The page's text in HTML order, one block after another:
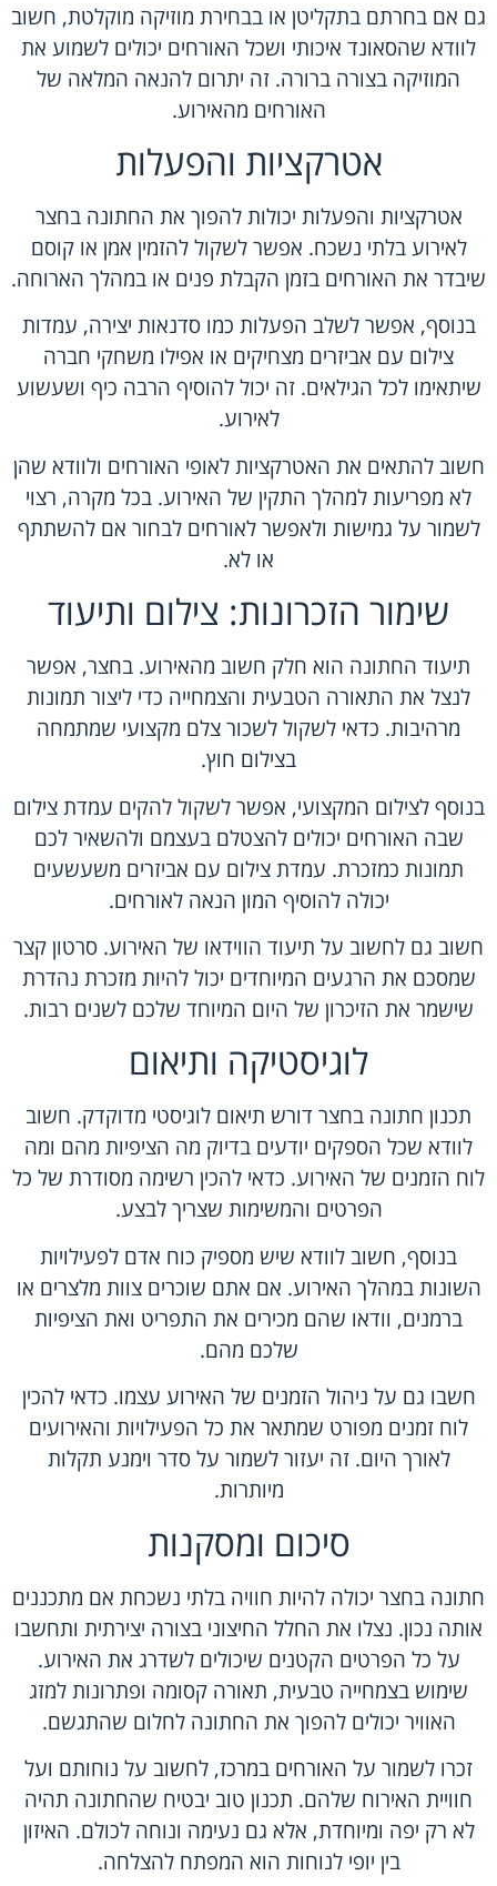
גם אם בחרתם בתקליטן או בבחירת מוזיקה מוקלטת, חשוב
לוודא שהסאונד איכותי ושכל האורחים יכולים לשמוע את
המוזיקה בצורה ברורה. זה יתרום להנאה המלאה של
האורחים מהאירוע.
אטרקציות והפעלות
אטרקציות והפעלות יכולות להפוך את החתונה בחצר
לאירוע בלתי נשכח. אפשר לשקול להזמין אמן או קוסם
שיבדר את האורחים בזמן הקבלת פנים או במהלך הארוחה.
בנוסף, אפשר לשלב הפעלות כמו סדנאות יצירה, עמדות
צילום עם אביזרים מצחיקים או אפילו משחקי חברה
שיתאימו לכל הגילאים. זה יכול להוסיף הרבה כיף ושעשוע
לאירוע.
חשוב להתאים את האטרקציות לאופי האורחים ולוודא שהן
לא מפריעות למהלך התקין של האירוע. בכל מקרה, רצוי
לשמור על גמישות ולאפשר לאורחים לבחור אם להשתתף
או לא.
שימור הזכרונות: צילום ותיעוד
תיעוד החתונה הוא חלק חשוב מהאירוע. בחצר, אפשר
לנצל את התאורה הטבעית והצמחייה כדי ליצור תמונות
מרהיבות. כדאי לשקול לשכור צלם מקצועי שמתמחה
בצילום חוץ.
בנוסף לצילום המקצועי, אפשר לשקול להקים עמדת צילום
שבה האורחים יכולים להצטלם בעצמם ולהשאיר לכם
תמונות כמזכרת. עמדת צילום עם אביזרים משעשעים
יכולה להוסיף המון הנאה לאורחים.
חשוב גם לחשוב על תיעוד הווידאו של האירוע. סרטון קצר
שמסכם את הרגעים המיוחדים יכול להיות מזכרת נהדרת
שישמר את הזיכרון של היום המיוחד שלכם לשנים רבות.
לוגיסטיקה ותיאום
תכנון חתונה בחצר דורש תיאום לוגיסטי מדוקדק. חשוב
לוודא שכל הספקים יודעים בדיוק מה הציפיות מהם ומה
לוח הזמנים של האירוע. כדאי להכין רשימה מסודרת של כל
הפרטים והמשימות שצריך לבצע.
בנוסף, חשוב לוודא שיש מספיק כוח אדם לפעילויות
השונות במהלך האירוע. אם אתם שוכרים צוות מלצרים או
ברמנים, וודאו שהם מכירים את התפריט ואת הציפיות
שלכם מהם.
חשבו גם על ניהול הזמנים של האירוע עצמו. כדאי להכין
לוח זמנים מפורט שמתאר את כל הפעילויות והאירועים
לאורך היום. זה יעזור לשמור על סדר וימנע תקלות
מיותרות.
סיכום ומסקנות
חתונה בחצר יכולה להיות חוויה בלתי נשכחת אם מתכננים
אותה נכון. נצלו את החלל החיצוני בצורה יצירתית ותחשבו
על כל הפרטים הקטנים שיכולים לשדרג את האירוע.
שימוש בצמחייה טבעית, תאורה קסומה ופתרונות למזג
האוויר יכולים להפוך את החתונה לחלום שהתגשם.
זכרו לשמור על האורחים במרכז, לחשוב על נוחותם ועל
חוויית האירוח שלהם. תכנון טוב יבטיח שהחתונה תהיה
לא רק יפה ומיוחדת, אלא גם נעימה ונוחה לכולם. האיזון
בין יופי לנוחות הוא המפתח להצלחה.